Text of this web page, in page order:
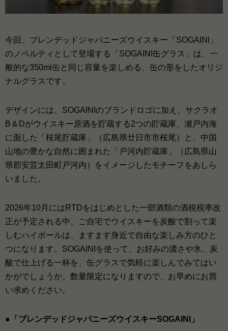
今回、ブレンデッドジャパニーズウイスキー「SOGAINI」
のノベルティとして登場する「SOGAINI缶グラス」は、一
般的な350ml缶と同じ容量を楽しめる、缶の形をしたオリジ
ナルグラスです。
デザインには、SOGAINIのブランドロゴに加え、サクラオ
B＆Dがウイスキー原酒を貯蔵する2つの貯蔵庫、瀬戸内海
に面した「桜尾貯蔵庫」（広島県廿日市市桜尾）と、中国
山地の豊かな自然に囲まれた「戸河内貯蔵庫」（広島県山
県郡安芸太田町戸河内）をイメージしたモチーフをあしら
いました。
2026年10月にはRTDをはじめとした一部酒類の酒税税率改
正が予定される中、ご自宅でウイスキーを炭酸で割って楽
しむハイボールは、ますます身近で自由な楽しみ方のひと
つになります。SOGAINIを使って、お好みの濃さや氷、炭
酸で仕上げる一杯を、缶グラスで気軽に楽しんでみてはい
かがでしょうか。数量限定になりますので、お早めにお買
い求めください。
●「ブレンデッドジャパニーズウイスキーSOGAINI」